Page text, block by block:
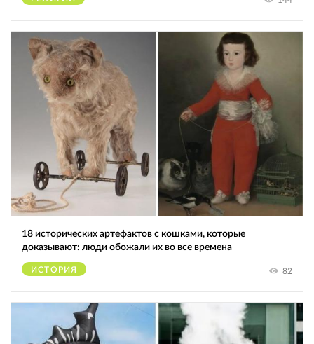
18 исторических артефактов с кошками, которые
доказывают: люди обожали их во все времена
ИСТОРИЯ 82